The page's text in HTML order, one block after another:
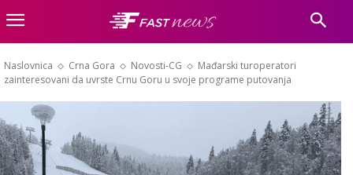
Naslovnica Crna Gora Novosti-CG
Mađarski turoperatori
zainteresovani da uvrste Crnu Goru u svoje programe putovanja